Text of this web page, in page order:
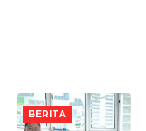
BERITA